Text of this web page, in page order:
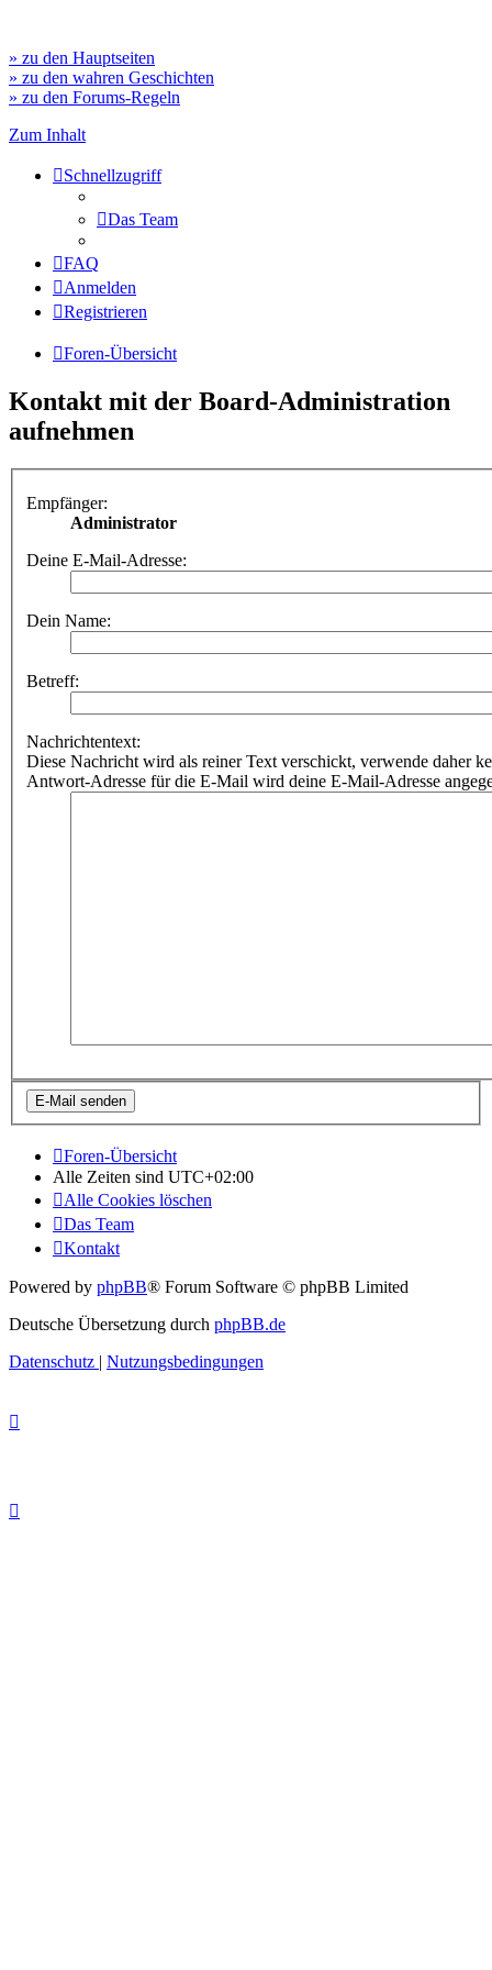
» zu den Hauptseiten
» zu den wahren Geschichten
» zu den Forums-Regeln
Zum Inhalt
Schnellzugriff
Das Team
FAQ
Anmelden
Registrieren
Foren-Übersicht
Kontakt mit der Board-Administration
aufnehmen
Empfänger:
Administrator
Deine E-Mail-Adresse:
Dein Name:
Betreff:
Nachrichtentext:
Diese Nachricht wird als reiner Text verschickt, verwende daher
Antwort-Adresse für die E-Mail wird deine E-Mail-Adresse
Foren-Übersicht
Alle Zeiten sind UTC+02:00
Alle Cookies löschen
Das Team
Kontakt
Powered by phpBB® Forum Software © phpBB Limited
Deutsche Übersetzung durch phpBB.de
Datenschutz | Nutzungsbedingungen